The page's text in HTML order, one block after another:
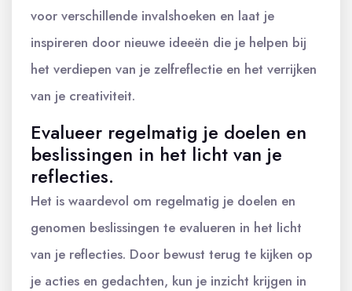
voor verschillende invalshoeken en laat je
inspireren door nieuwe ideeën die je helpen bij
het verdiepen van je zelfreflectie en het verrijken
van je creativiteit.
Evalueer regelmatig je doelen en
beslissingen in het licht van je
reflecties.
Het is waardevol om regelmatig je doelen en
genomen beslissingen te evalueren in het licht
van je reflecties. Door bewust terug te kijken op
je acties en gedachten, kun je inzicht krijgen in